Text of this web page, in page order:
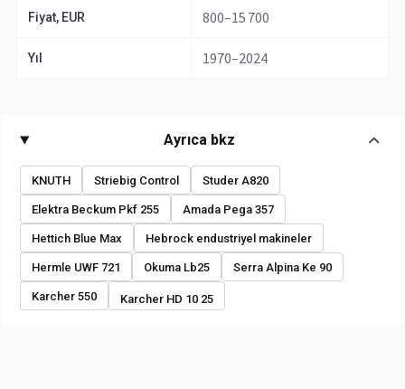
Fiyat, EUR 800–15 700
Yıl 1970–2024
Ayrıca bkz
KNUTH Striebig Control Studer A820
Elektra Beckum Pkf 255 Amada Pega 357
Hettich Blue Max Hebrock endustriyel makineler
Hermle UWF 721 Okuma Lb25 Serra Alpina Ke 90
Karcher 550 Karcher HD 10 25